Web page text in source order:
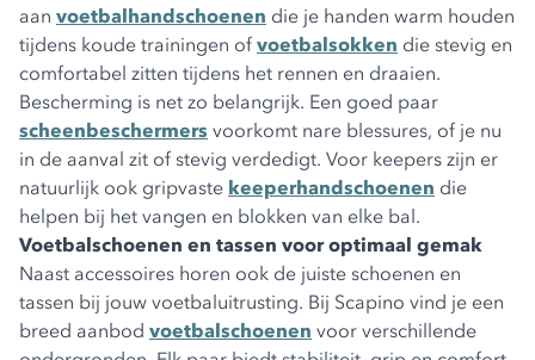
aan voetbalhandschoenen die je handen warm houden
tijdens koude trainingen of voetbalsokken die stevig en
comfortabel zitten tijdens het rennen en draaien.
Bescherming is net zo belangrijk. Een goed paar
scheenbeschermers voorkomt nare blessures, of je nu
in de aanval zit of stevig verdedigt. Voor keepers zijn er
natuurlijk ook gripvaste keeperhandschoenen die
helpen bij het vangen en blokken van elke bal.
Voetbalschoenen en tassen voor optimaal gemak
Naast accessoires horen ook de juiste schoenen en
tassen bij jouw voetbaluitrusting. Bij Scapino vind je een
breed aanbod voetbalschoenen voor verschillende